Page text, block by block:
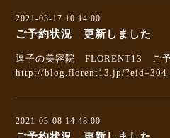
2021-03-17 10:14:00
ご予約状況 更新しました
逗子の美容院 FLORENT13 ご予
http://blog.florent13.jp/?eid=304
2021-03-08 14:48:00